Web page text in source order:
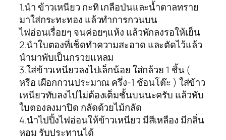
1.นำ ข้าวเหนียว กะทิ เกลือป่นและน้ำตาลทราย
มาใส่กระทะทอง แล้วทำการกวนบน
ไฟอ่อนเรื่อยๆ จนค่อยๆแห้ง แล้วพักลงรอให้เย็น
2.นำใบตองที่เช็ดทำความสะอาด และตัดไว้แล้ว
นำมาพับเป็นกรวยแหลม
3.ใส่ข้าวเหนียวลงไปเล็กน้อย ใส่กล้วย 1 ชิ้น (
หรือ เผือกกวนประมาณ ครึ่ง-1 ช้อนโต๊ะ ) ใส่ข้าว
เหนียวทับลงไปไม่ต้องเต็มชั้นบนนะครับ แล้วพับ
ใบตองลงมาปิด กลัดด้วยไม้กลัด
4.นำไปปิ้งไฟอ่อนให้ข้าวเหนียว มีสีเหลือง มีกลิ่น
หอม รับประทานได้